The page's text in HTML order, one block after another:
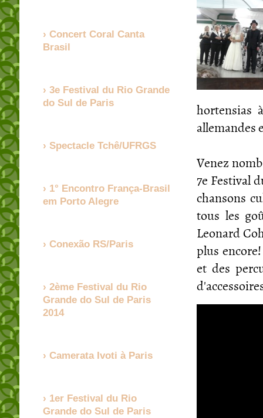
hortensias
allemandes
Venez
7e Festival
chansons
tous les
Leonard
plus
et des
Concert Coral Canta
Brasil
3e Festival du Rio Grande
do Sul de Paris
Spectacle Tchê/UFRGS
1° Encontro França-Brasil
em Porto Alegre
Conexão RS/Paris
2ème Festival du Rio
Grande do Sul de Paris
2014
Camerata Ivoti à Paris
1er Festival du Rio
Grande do Sul de Paris